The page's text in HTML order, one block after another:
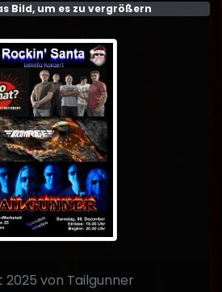
Bild, um es zu vergrößern
2025 von Tailgunner